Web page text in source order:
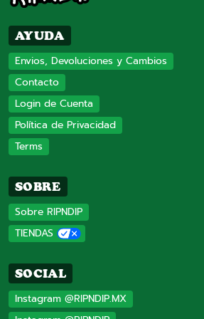
AYUDA
Envios, Devoluciones y Cambios
Contacto
Login de Cuenta
Política de Privacidad
Terms
SOBRE
Sobre RIPNDIP
TIENDAS
SOCIAL
Instagram @RIPNDIP.MX